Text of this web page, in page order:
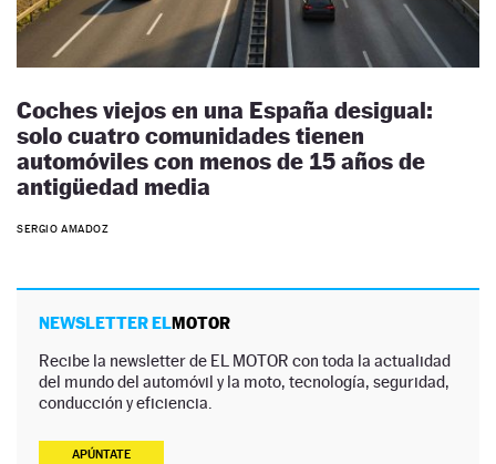
Coches viejos en una España desigual:
solo cuatro comunidades tienen
automóviles con menos de 15 años de
antigüedad media
SERGIO AMADOZ
NEWSLETTER ELMOTOR
Recibe la newsletter de EL MOTOR con toda la actualidad
del mundo del automóvil y la moto, tecnología, seguridad,
conducción y eficiencia.
APÚNTATE